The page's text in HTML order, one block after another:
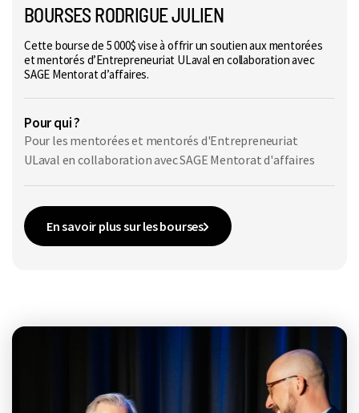
BOURSES RODRIGUE JULIEN
Cette bourse de 5 000$ vise à offrir un soutien aux mentorées
et mentorés d’Entrepreneuriat ULaval en collaboration avec
SAGE Mentorat d’affaires.
Pour qui ?
Pour les mentorées et mentorés d'Entrepreneuriat
ULaval en collaboration avec SAGE Mentorat d'affaires
En savoir plus sur les bourses